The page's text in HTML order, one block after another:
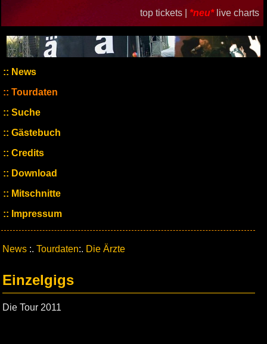
top tickets | *neu* live charts
News
Tourdaten
Suche
Gästebuch
Credits
Download
Mitschnitte
Impressum
News :. Tourdaten:. Die Ärzte
Einzelgigs
Die Tour 2011